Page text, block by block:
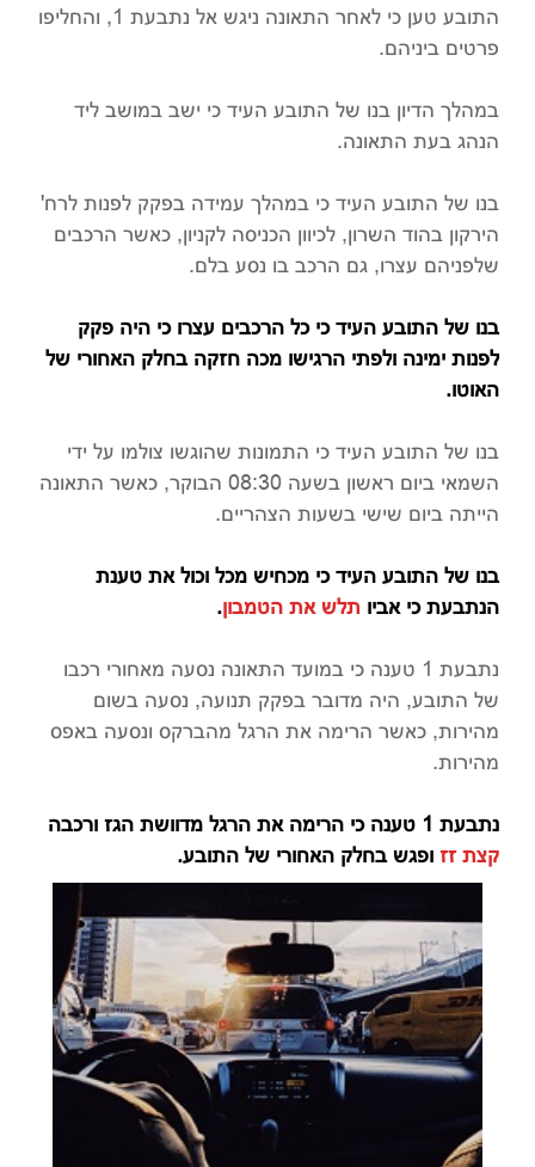
התובע טען כי לאחר התאונה ניגש אל נתבעת 1, והחליפו
פרטים ביניהם.
במהלך הדיון בנו של התובע העיד כי ישב במושב ליד
הנהג בעת התאונה.
בנו של התובע העיד כי במהלך עמידה בפקק לפנות לרח'
הירקון בהוד השרון, לכיוון הכניסה לקניון, כאשר הרכבים
שלפניהם עצרו, גם הרכב בו נסע בלם.
בנו של התובע העיד כי כל הרכבים עצרו כי היה פקק
לפנות ימינה ולפתי הרגישו מכה חזקה בחלק האחורי של
האוטו.
בנו של התובע העיד כי התמונות שהוגשו צולמו על ידי
השמאי ביום ראשון בשעה 08:30 הבוקר, כאשר התאונה
הייתה ביום שישי בשעות הצהריים.
בנו של התובע העיד כי מכחיש מכל וכול את טענת
הנתבעת כי אביו תלש את הטמבון.
נתבעת 1 טענה כי במועד התאונה נסעה מאחורי רכבו
של התובע, היה מדובר בפקק תנועה, נסעה בשום
מהירות, כאשר הרימה את הרגל מהברקס ונסעה באפס
מהירות.
נתבעת 1 טענה כי הרימה את הרגל מדוושת הגז ורכבה
קצת זז ופגש בחלק האחורי של התובע.